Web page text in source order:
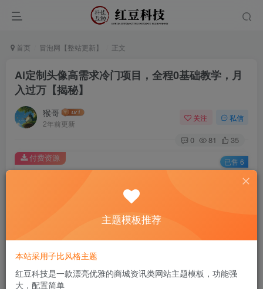
首页 冒泡网【整站更新】 正文
Ai定制头像高需求冷门项目，全程0基础教学，月
入过万【揭秘】
猴哥
2年前更新
关注 私信
0 81 35
此内容为付费资源，请付费后查看
￥9.9
您当前未登录！建议登陆后购买，可保存购买订单
付费资源 已售 6
主题模板推荐
本站采用子比风格主题
红豆科技是一款漂亮优雅的商城资讯类网站主题模板，功能强
大，配置简单